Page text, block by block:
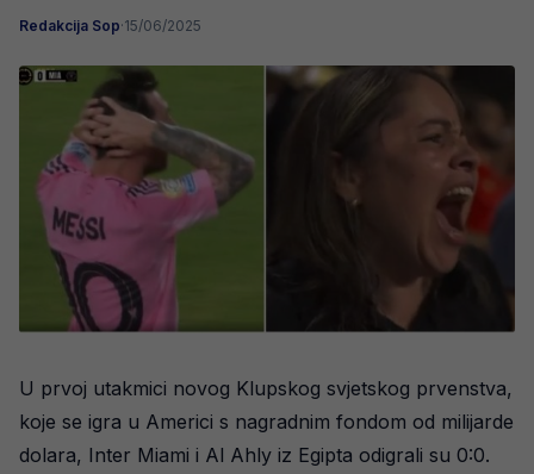
Redakcija Sop·15/06/2025
U prvoj utakmici novog Klupskog svjetskog prvenstva,
koje se igra u Americi s nagradnim fondom od milijarde
dolara, Inter Miami i Al Ahly iz Egipta odigrali su 0:0.